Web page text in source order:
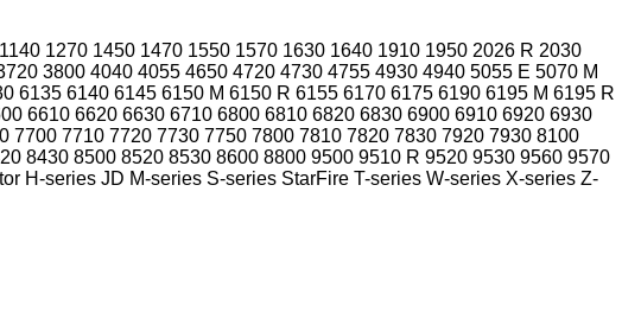
1140 1270 1450 1470 1550 1570 1630 1640 1910 1950 2026 R 2030
3800 4040 4055 4650 4720 4730 4755 4930 4940 5055 E 5070 M
6135 6140 6145 6150 M 6150 R 6155 6170 6175 6190 6195 M 6195 R
6610 6620 6630 6710 6800 6810 6820 6830 6900 6910 6920 6930
7700 7710 7720 7730 7750 7800 7810 7820 7830 7920 7930 8100
8430 8500 8520 8530 8600 8800 9500 9510 R 9520 9530 9560 9570
H-series JD M-series S-series StarFire T-series W-series X-series Z-